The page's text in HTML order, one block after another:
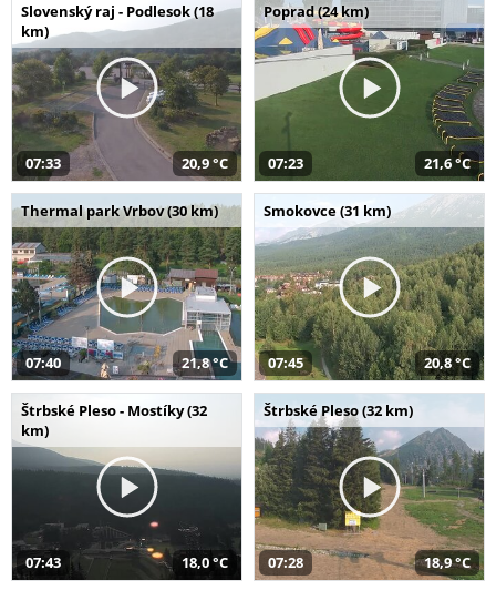
Slovenský raj - Podlesok (18
km)
07:33 20,9 °C
Poprad (24 km)
07:23 21,6 °C
Thermal park Vrbov (30 km)
07:40 21,8 °C
Smokovce (31 km)
07:45 20,8 °C
Štrbské Pleso - Mostíky (32
km)
07:43 18,0 °C
Štrbské Pleso (32 km)
07:28 18,9 °C